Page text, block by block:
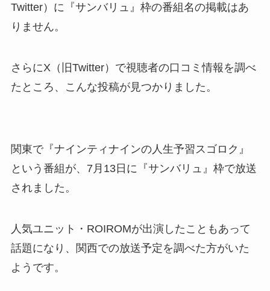
Twitter）に『サンバリュ』枠の番組名の掲載はあ
りません。
さらにX（旧Twitter）で視聴者の口コミ情報を調べ
たところ、こんな投稿が見つかりました。
関東で『ナインティナインの人生予習スゴロク』
という番組が、7月13日に『サンバリュ』枠で放送
されました。
人気ユニット・ROIROMが出演したこともあって
話題になり、関西での放送予定を調べた方がいた
ようです。